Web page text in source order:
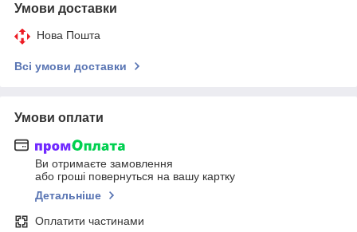
Умови доставки
Нова Пошта
Всі умови доставки
Умови оплати
Ви отримаєте замовлення
або гроші повернуться на вашу картку
Детальніше
Оплатити частинами